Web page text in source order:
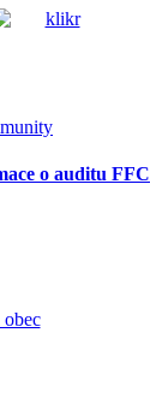
o auditu FFC